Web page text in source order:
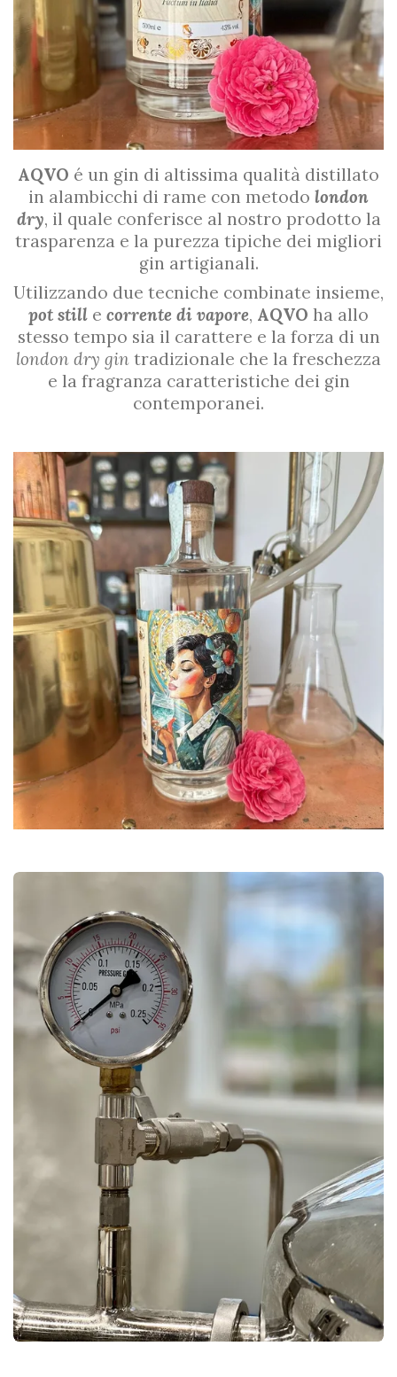
AQVO é un gin di altissima qualità distillato
in alambicchi di rame con metodo london
dry, il quale conferisce al nostro prodotto la
trasparenza e la purezza tipiche dei migliori
gin artigianali.
Utilizzando due tecniche combinate insieme,
pot still e corrente di vapore, AQVO ha allo
stesso tempo sia il carattere e la forza di un
london dry gin tradizionale che la freschezza
e la fragranza caratteristiche dei gin
contemporanei.